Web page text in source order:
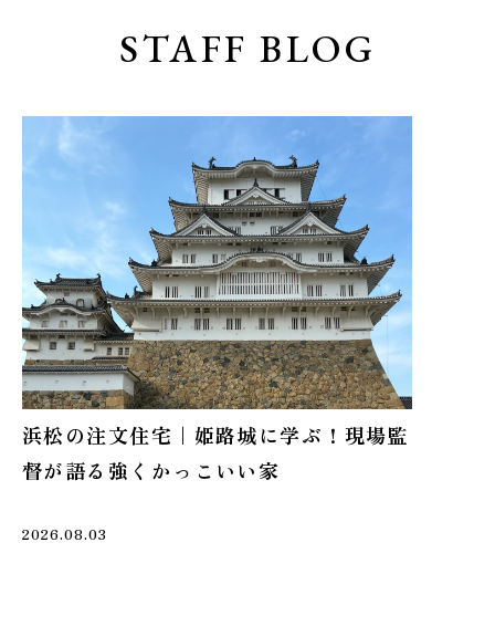
STAFF BLOG
家づくりレポート
浜松で建てる注文住宅｜木漏れ日と風を
感じる庭と建物の間取り計画